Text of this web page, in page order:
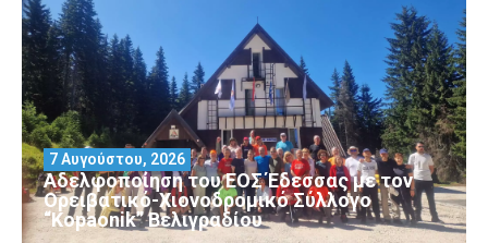
Αδελφοποίηση του ΕΟΣ Έδεσσας με τον
Ορειβατικό-Χιονοδρομικό Σύλλογο
“Kopaonik” Βελιγραδίου
7 Αυγούστου, 2026